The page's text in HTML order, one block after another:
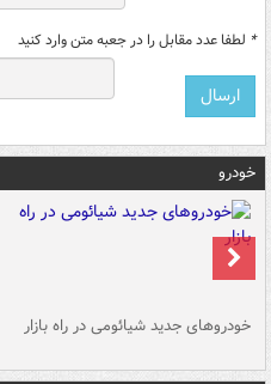
* لطفا عدد مقابل را در جعبه متن وارد کنید
خودرو
خودروهای جدید شیائومی در راه بازار